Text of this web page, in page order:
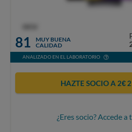
81
MUY BUENA
CALIDAD
ANALIZADO EN EL LABORATORIO
HAZTE SOCIO A 2€
¿Eres socio? Accede a